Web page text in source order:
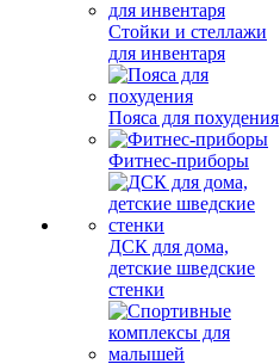
Стойки и стеллажи
для инвентаря
Пояса для похудения
Фитнес-приборы
ДСК для дома,
детские шведские
стенки